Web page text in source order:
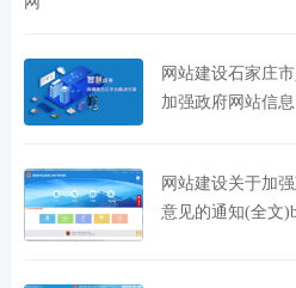
网站建设石家庄
加强政府网站信
网站建设关于加
意见的通知(全文